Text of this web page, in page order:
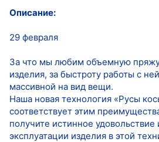
Описание:
29 февраля
За что мы любим объемную
изделия, за быстроту работы с
массивной на вид вещи.
Наша новая технология «Русы
соответствует этим
получите истинное удовольствие
эксплуатации изделия в этой